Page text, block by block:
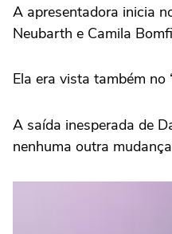
A apresentadora inicia
Neubarth e Camila
Ela era vista também no
A saída inesperada de
nenhuma outra